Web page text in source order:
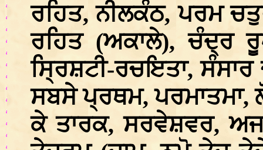
ਰਹਿਤ, ਨੀਲਕੰਠ, ਪਰਮ
ਰਹਿਤ (ਅਕਾਲੇ), ਚੰਦ੍ਰ
ਸ੍ਰਿਸ਼ਟੀ-ਰਚਇਤਾ,
ਸਬਸੇ ਪ੍ਰਥਮ, ਪਰਮਾਤਮਾ,
ਕੇ ਤਾਰਕ, ਸਰਵੇਸ਼ਵਰ,